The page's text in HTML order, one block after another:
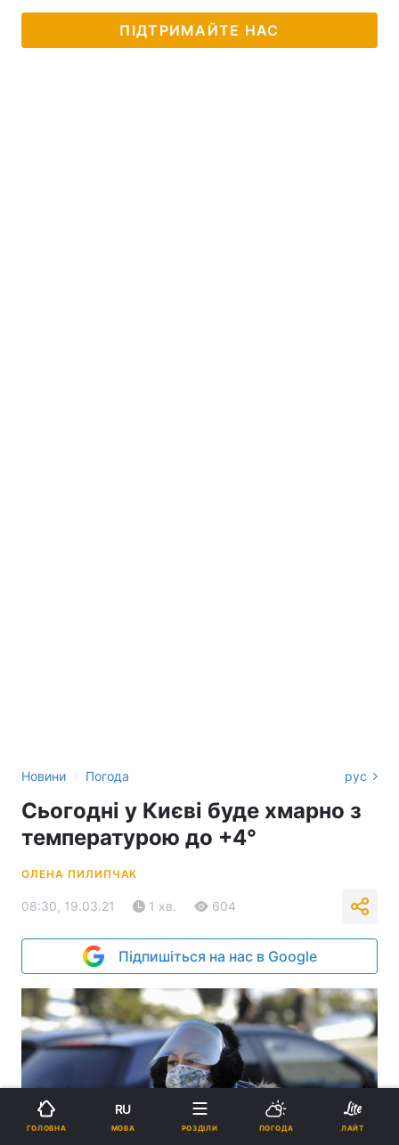
ПІДТРИМАЙТЕ НАС
Новини › Погода рус
Сьогодні у Києві буде хмарно з
температурою до +4°
ОЛЕНА ПИЛИПЧАК
08:30, 19.03.21 1 хв. 604
Підпишіться на нас в Google
ГОЛОВНА
RU
МОВА РОЗДІЛИ ПОГОДА ЛАЙТ